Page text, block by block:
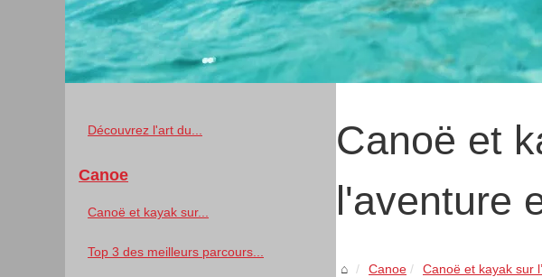
Canoë et
l'aventure
Canoe Canoë et kayak sur
Découvrez l'art du...
Canoe
Canoë et kayak sur...
Top 3 des meilleurs parcours...